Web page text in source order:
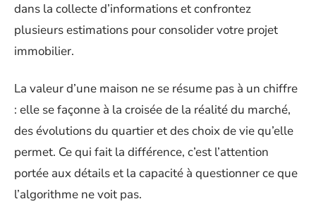
dans la collecte d’informations et confrontez
plusieurs estimations pour consolider votre projet
immobilier.
La valeur d’une maison ne se résume pas à un chiffre
: elle se façonne à la croisée de la réalité du marché,
des évolutions du quartier et des choix de vie qu’elle
permet. Ce qui fait la différence, c’est l’attention
portée aux détails et la capacité à questionner ce que
l’algorithme ne voit pas.